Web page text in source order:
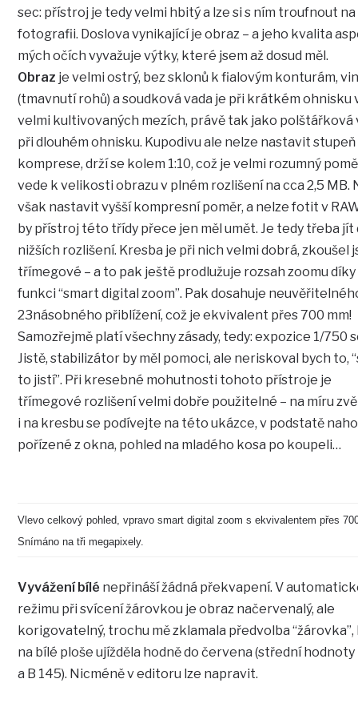
sec: přístroj je tedy velmi hbitý a lze si s ním troufnout
fotografii. Doslova vynikající je obraz – a jeho kvalita
mých očích vyvažuje výtky, které jsem až dosud měl.
Obraz je velmi ostrý, bez sklonů k fialovým konturám,
(tmavnutí rohů) a soudková vada je při krátkém ohnisku
velmi kultivovaných mezích, právě tak jako polštářková
při dlouhém ohnisku. Kupodivu ale nelze nastavit stupeň
komprese, drží se kolem 1:10, což je velmi rozumný
vede k velikosti obrazu v plném rozlišení na cca 2,5 MB.
však nastavit vyšší kompresní poměr, a nelze fotit v
by přístroj této třídy přece jen měl umět. Je tedy třeba jít
nižších rozlišení. Kresba je při nich velmi dobrá, zkoušel
třímegové – a to pak ještě prodlužuje rozsah zoomu díky
funkci “smart digital zoom”. Pak dosahuje
23násobného přiblížení, což je ekvivalent přes 700 mm!
Samozřejmě platí všechny zásady, tedy: expozice 1/750
Jistě, stabilizátor by měl pomoci, ale neriskoval bych to,
to jistí”. Při kresebné mohutnosti tohoto přístroje je
třímegové rozlišení velmi dobře použitelné – na míru
i na kresbu se podívejte na této ukázce, v podstatě
pořízené z okna, pohled na mladého kosa po koupeli…
Vlevo celkový pohled, vpravo smart digital zoom s ekvivalentem přes
Snímáno na tři megapixely.
Vyvážení bílé nepřináší žádná překvapení. V
režimu při svícení žárovkou je obraz načervenalý, ale
korigovatelný, trochu mě zklamala předvolba
na bílé ploše ujížděla hodně do červena (střední hodnoty
a B 145). Nicméně v editoru lze napravit.